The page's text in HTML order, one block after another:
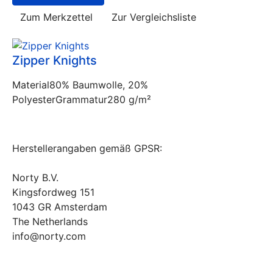
Zum Merkzettel Zur Vergleichsliste
Zipper Knights
Material80% Baumwolle, 20%
PolyesterGrammatur280 g/m²
Herstellerangaben gemäß GPSR:
Norty B.V.
Kingsfordweg 151
1043 GR Amsterdam
The Netherlands
info@norty.com